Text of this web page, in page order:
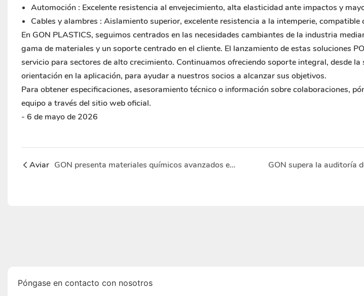
Automoción : Excelente resistencia al envejecimiento, alta elasticidad ante impactos y
Cables y alambres : Aislamiento superior, excelente resistencia a la intemperie, compatible
En GON PLASTICS, seguimos centrados en las necesidades cambiantes de la industria
gama de materiales y un soporte centrado en el cliente. El lanzamiento de estas soluciones
servicio para sectores de alto crecimiento. Continuamos ofreciendo soporte integral, desde
orientación en la aplicación, para ayudar a nuestros socios a alcanzar sus objetivos.
Para obtener especificaciones, asesoramiento técnico o información sobre colaboraciones,
equipo a través del sitio web oficial.
- 6 de mayo de 2026
Aviar GON presenta materiales químicos avanzados en CHINAPLAS 2026.
Póngase en contacto con nosotros